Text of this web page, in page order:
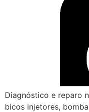
Diagnóstico e reparo
bicos injetores,